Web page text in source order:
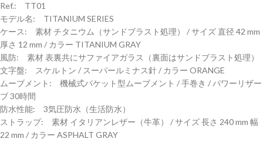
Ref.: TT01
モデル名: TITANIUM SERIES
ケース: 素材 チタニウム（サンドブラスト処理） / サイズ 直径 42 mm
厚さ 12 mm / カラー TITANIUM GRAY
風防: 素材 表裏共にサファイアガラス（裏面はサンドブラスト処理）
文字盤: スケルトン / スーパールミナス針 / カラー ORANGE
ムーブメント: 機械式バケット型ムーブメント / 手巻き / パワーリザー
ブ 30時間
防水性能: 3気圧防水（生活防水）
ストラップ: 素材 イタリアンレザー（牛革） / サイズ 長さ 240 mm 幅
22 mm / カラー ASPHALT GRAY